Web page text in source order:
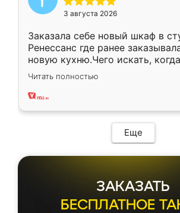
3 августа 2026
Заказала себе новый шкаф в
Ренессанс где ранее
новую кухню.Чего искать,
вполне довольна. Служит кухня
два года, нареканий нет.
Читать полностью
Еще
ЗАКАЗАТЬ
БЕСПЛАТНОЕ